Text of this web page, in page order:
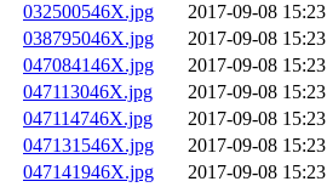
032500546X.jpg
2017-09-08 15:23
038795046X.jpg
2017-09-08 15:23
047084146X.jpg
2017-09-08 15:23
047113046X.jpg
2017-09-08 15:23
047114746X.jpg
2017-09-08 15:23
047131546X.jpg
2017-09-08 15:23
047141946X.jpg
2017-09-08 15:23